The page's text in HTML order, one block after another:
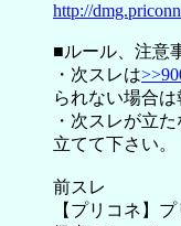
http://
■ルール、注意
・次スレは
られない場合は
・次スレが立
立てて下さい。
前スレ
【プリコネ】